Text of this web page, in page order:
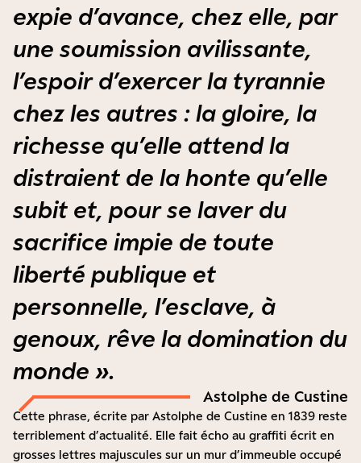
expie d’avance, chez elle, par
une soumission avilissante,
l’espoir d’exercer la tyrannie
chez les autres : la gloire, la
richesse qu’elle attend la
distraient de la honte qu’elle
subit et, pour se laver du
sacrifice impie de toute
liberté publique et
personnelle, l’esclave, à
genoux, rêve la domination du
monde ».
Astolphe de Custine
Cette phrase, écrite par Astolphe de Custine en 1839 reste
terriblement d’actualité. Elle fait écho au graffiti écrit en
grosses lettres majuscules sur un mur d’immeuble occupé